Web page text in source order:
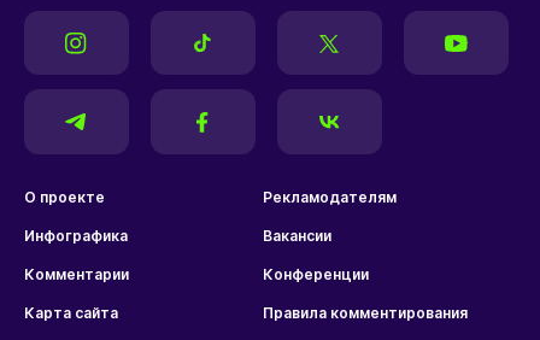
О проекте Рекламодателям
Инфографика Вакансии
Комментарии Конференции
Карта сайта Правила комментирования